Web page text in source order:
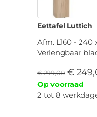
Eettafel Luttich
Afm. L160 - 240
Verlengbaar
€299,00 €
Op voorraad
2 tot 8